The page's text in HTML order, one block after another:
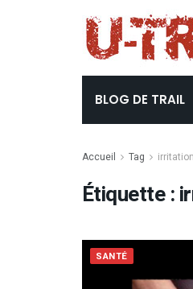
BLOG DE TRAIL
Accueil Tag
Étiquette :
SANTÉ